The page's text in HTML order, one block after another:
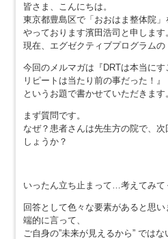
皆さま、こんにちは。
東京都豊島区で「おおはま整体院」
やっております濱田浩司と申します
現在、エグゼクティブプログラムの
今回のメルマガは『DRTは本当にす
リピートは当たり前の事だった！』
というお題で書かせていただきます
まず質問です。
なぜ？患者さんは先生方の院で、
しょうか？
いったん立ち止まって…考えてみて
回答として色々な要素があると思い
端的に言って、
ご自身の”未来が見えるから” ではな